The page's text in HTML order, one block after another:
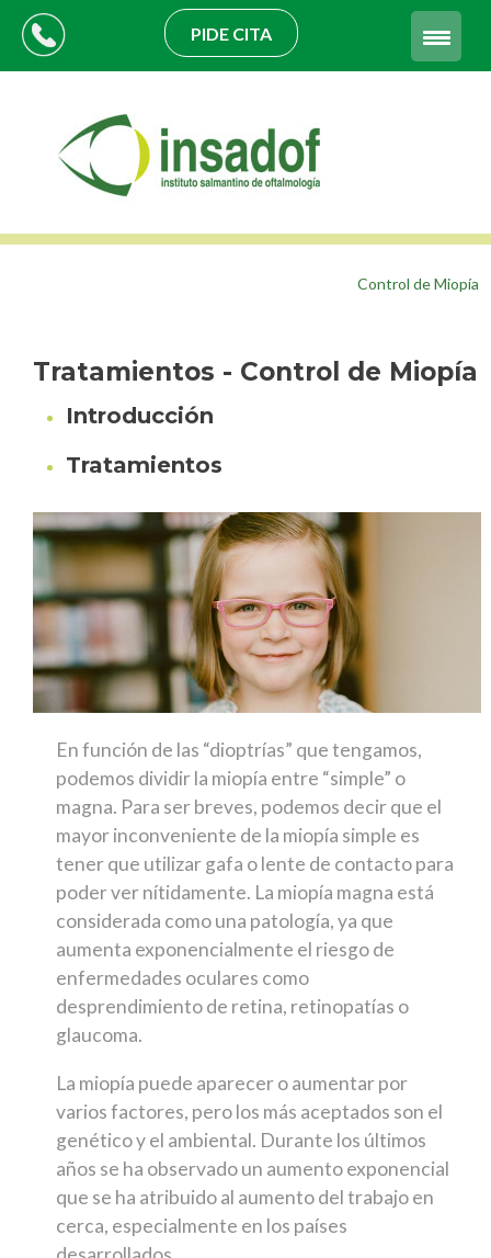
PIDE CITA
Control de Miopía
Tratamientos - Control de Miopía
Introducción
Tratamientos
En función de las “dioptrías” que tengamos,
podemos dividir la miopía entre “simple” o
magna. Para ser breves, podemos decir que el
mayor inconveniente de la miopía simple es
tener que utilizar gafa o lente de contacto para
poder ver nítidamente. La miopía magna está
considerada como una patología, ya que
aumenta exponencialmente el riesgo de
enfermedades oculares como
desprendimiento de retina, retinopatías o
glaucoma.
La miopía puede aparecer o aumentar por
varios factores, pero los más aceptados son el
genético y el ambiental. Durante los últimos
años se ha observado un aumento exponencial
que se ha atribuido al aumento del trabajo en
cerca, especialmente en los países